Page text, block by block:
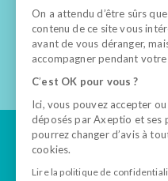
On a attendu d’être sûrs
contenu de ce site vous
avant de vous déranger,
accompagner pendant votre
C’est OK pour vous ?
Ici, vous pouvez accepter
déposés par Axeptio et ses
pourrez changer d’avis à
cookies.
Lire la politique de